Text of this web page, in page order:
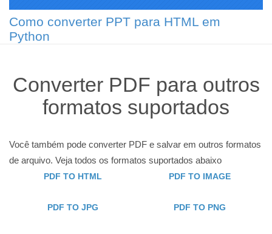
Como converter PPT para HTML em
Python
Converter PDF para outros
formatos suportados
Você também pode converter PDF e salvar em outros formatos
de arquivo. Veja todos os formatos suportados abaixo
PDF TO HTML PDF TO IMAGE
PDF TO JPG PDF TO PNG